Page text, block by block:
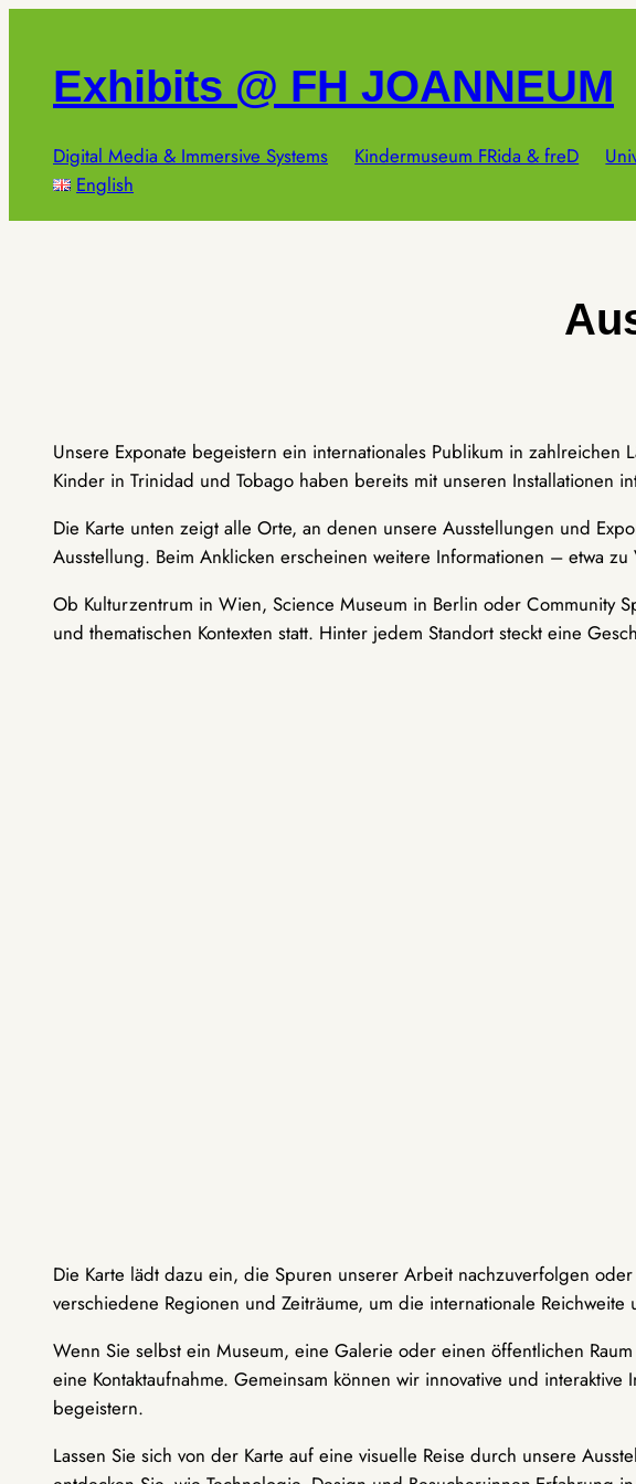
springenExhibits @ FH JOANNEUM
Digital Media & Immersive Systems Kindermuseum FRida & freD
English
Unsere Exponate begeistern ein internationales Publikum in
Kinder in Trinidad und Tobago haben bereits mit unseren Installationen
Die Karte unten zeigt alle Orte, an denen unsere Ausstellungen und
Ausstellung. Beim Anklicken erscheinen weitere Informationen – etwa
Ob Kulturzentrum in Wien, Science Museum in Berlin oder Community
und thematischen Kontexten statt. Hinter jedem Standort steckt eine
Die Karte lädt dazu ein, die Spuren unserer Arbeit nachzuverfolgen
verschiedene Regionen und Zeiträume, um die internationale
Wenn Sie selbst ein Museum, eine Galerie oder einen öffentlichen
eine Kontaktaufnahme. Gemeinsam können wir innovative und
begeistern.
Lassen Sie sich von der Karte auf eine visuelle Reise durch unsere